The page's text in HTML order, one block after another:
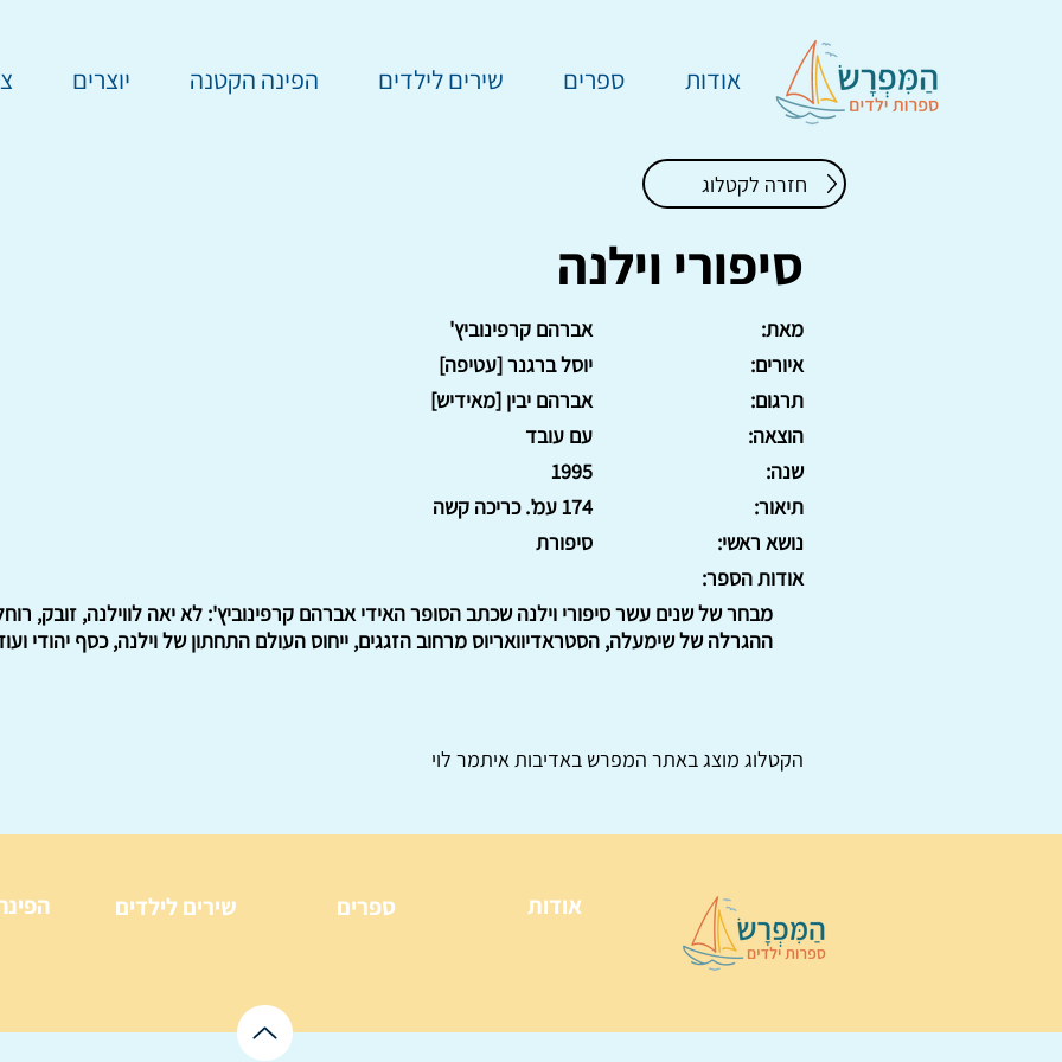
אודות ספרים שירים לילדים הפינה הקטנה יוצרים
חזרה לקטלוג
סיפורי וילנה
אברהם קרפינוביץ'
מאת:
יוסל ברגנר [עטיפה]
איורים:
אברהם יבין [מאידיש]
תרגום:
עם עובד
הוצאה:
1995
שנה:
174 עמ'. כריכה קשה
תיאור:
סיפורת
נושא ראשי:
אודות הספר:
מבחר של שנים עשר סיפורי וילנה שכתב הסופר האידי אברהם קרפינוביץ': לא יאה לווילנה, זובק,
ההגרלה של שימעלה, הסטראדיוואריוס מרחוב הזגגים, ייחוס העולם התחתון של וילנה, כסף יהודי
הקטלוג מוצג באתר המפרש באדיבות איתמר לוי
שירים לילדים ספרים אודות